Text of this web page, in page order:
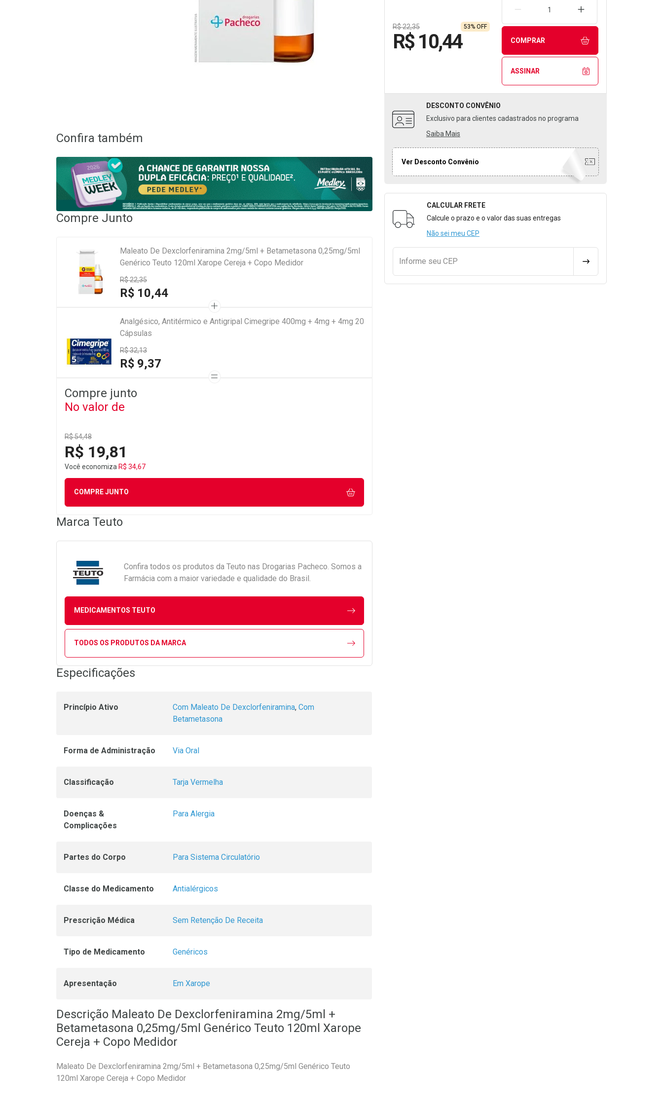
R$ 22,35 53% OFF
R$ 10,44
REMOVER UMA UNIDADEAUMENTAR UMA
COMPRAR
ASSINAR
DESCONTO CONVÊNIO
Exclusivo para clientes cadastrados no programa
Saiba Mais
Ver Desconto Convênio
Formulário para Calcular o Frete
CALCULAR FRETE
Calcule o prazo e o valor das suas entregas
Não sei meu CEP
Informe seu CEP CALCULAR FRETE
Confira também
Compre Junto
Maleato De Dexclorfeniramina 2mg/5ml + Betametasona 0,25mg/5ml
Genérico Teuto 120ml Xarope Cereja + Copo Medidor
R$ 22,35
R$ 10,44
Analgésico, Antitérmico e Antigripal Cimegripe 400mg + 4mg + 4mg 20
Cápsulas
R$ 32,13
R$ 9,37
Compre junto
No valor de
R$ 54,48
R$ 19,81
Você economiza R$ 34,67
COMPRE JUNTO
Marca Teuto
Confira todos os produtos da Teuto nas Drogarias Pacheco. Somos a
Farmácia com a maior variedade e qualidade do Brasil.
MEDICAMENTOS TEUTO
TODOS OS PRODUTOS DA MARCA
Especificações
Princípio Ativo Com Maleato De Dexclorfeniramina, Com
Betametasona
Forma de Administração Via Oral
Classificação Tarja Vermelha
Doenças &
Complicações
Para Alergia
Partes do Corpo Para Sistema Circulatório
Classe do Medicamento Antialérgicos
Prescrição Médica Sem Retenção De Receita
Tipo de Medicamento Genéricos
Apresentação Em Xarope
Descrição Maleato De Dexclorfeniramina 2mg/5ml +
Betametasona 0,25mg/5ml Genérico Teuto 120ml Xarope
Cereja + Copo Medidor
Maleato De Dexclorfeniramina 2mg/5ml + Betametasona 0,25mg/5ml Genérico Teuto
120ml Xarope Cereja + Copo Medidor